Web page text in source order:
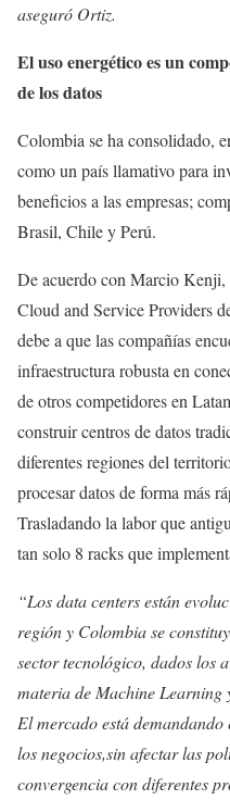
aseguró Ortiz.
El uso energético es un
de los datos
Colombia se ha consolidado,
como un país llamativo para
beneficios a las empresas;
Brasil, Chile y Perú.
De acuerdo con Marcio
Cloud and Service Providers
debe a que las compañías
infraestructura robusta en
de otros competidores en
construir centros de datos
diferentes regiones del
procesar datos de forma más
Trasladando la labor que
tan solo 8 racks que
“Los data centers están
región y Colombia se
sector tecnológico, dados los
materia de Machine
El mercado está
los negocios,sin afectar las
convergencia con diferentes